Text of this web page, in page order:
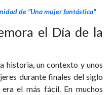
de "Una mujer fantástica"
el Día de la
historia, un contexto y unos
durante finales del siglo
el más fácil. En muchos